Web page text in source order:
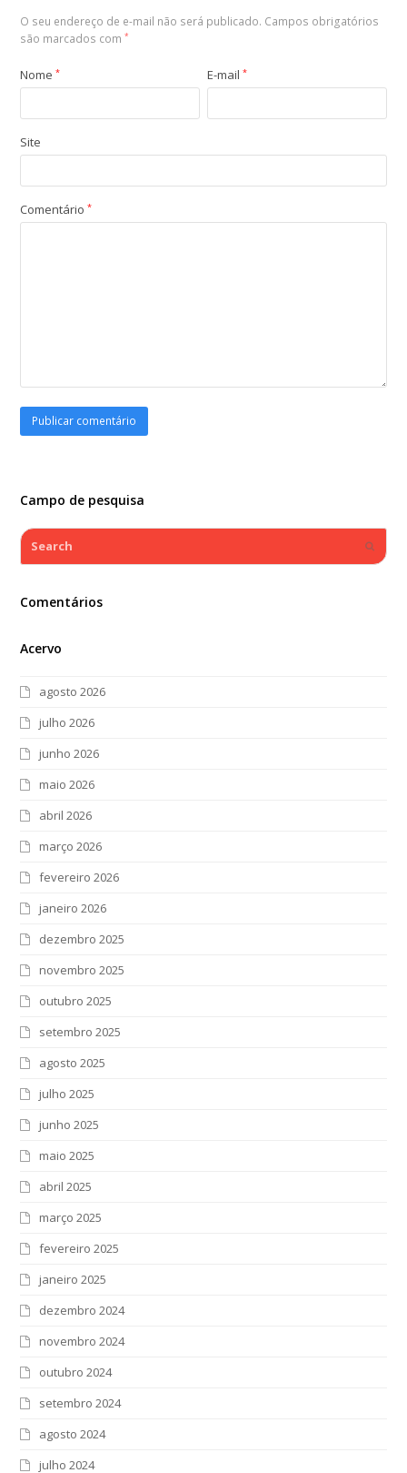
O seu endereço de e-mail não será publicado. Campos obrigatórios
são marcados com*
Nome* E-mail*
Site
Comentário*
Campo de pesquisa
Search
Comentários
Acervo
agosto 2026
julho 2026
junho 2026
maio 2026
abril 2026
março 2026
fevereiro 2026
janeiro 2026
dezembro 2025
novembro 2025
outubro 2025
setembro 2025
agosto 2025
julho 2025
junho 2025
maio 2025
abril 2025
março 2025
fevereiro 2025
janeiro 2025
dezembro 2024
novembro 2024
outubro 2024
setembro 2024
agosto 2024
julho 2024